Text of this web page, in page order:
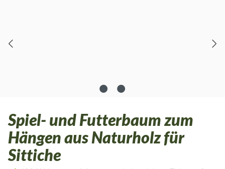
Spiel- und Futterbaum zum
Hängen aus Naturholz für
Sittiche